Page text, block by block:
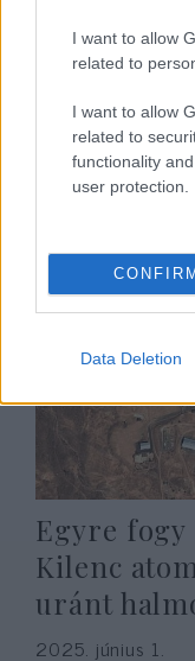
I want to allow
related to
I want to allow
related to
functionality
user protection.
CONFIRM
Data Deletion
hajtottak
2025. június 9.
Egyre
Kilenc
uránt
2025. június 1.